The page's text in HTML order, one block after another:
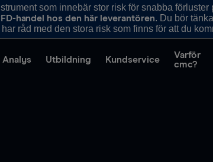
som innebär stor risk för snabba förluster
handel hos den här leverantören. Du bör
råd med den stora risk som finns för att du
Analys Utbildning Kundservice
Varför
cmc?